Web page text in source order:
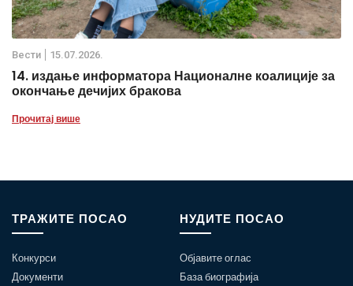
Вести 15.07.2026.
14. издање информатора Националне коалиције за
окончање дечијих бракова
Прочитај више
ТРАЖИТЕ ПОСАО
Конкурси
Документи
НУДИТЕ ПОСАО
Објавите оглас
База биографија